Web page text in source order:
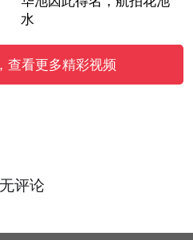
水
查看更多精彩视频
评论